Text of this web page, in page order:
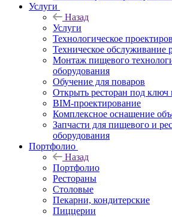
Услуги
Назад
Услуги
Технологическое
Техническое обслуживание
Монтаж пищевого
оборудования
Обучение для поваров
Открыть ресторан под ключ
BIM-проектирование
Комплексное оснащение
Запчасти для пищевого и
оборудования
Портфолио
Назад
Портфолио
Рестораны
Столовые
Пекарни, кондитерские
Пиццерии